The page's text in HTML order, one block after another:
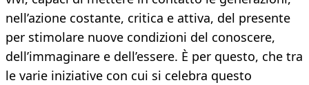
nell’azione costante, critica e attiva, del presente
per stimolare nuove condizioni del conoscere,
dell’immaginare e dell’essere. È per questo, che tra
le varie iniziative con cui si celebra questo